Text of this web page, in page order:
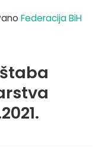
Federacija BiH